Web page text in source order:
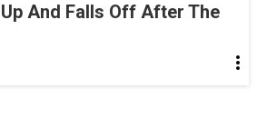
And Falls Off After The